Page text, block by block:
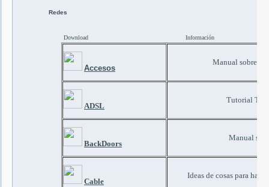
Redes
Download Información
Accesos
Manual sobre el
ADSL
Tutorial
BackDoors
Manual
Cable
Ideas de cosas para